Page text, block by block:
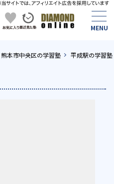
熊本市中央区の学習塾 平成駅の学習塾